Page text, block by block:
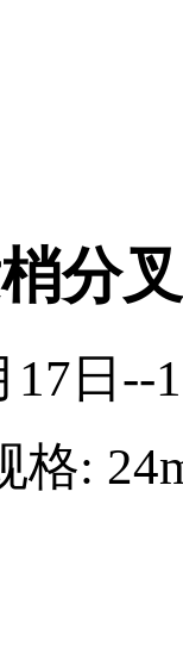
分
日--
格: